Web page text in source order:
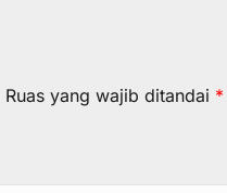
Ruas yang wajib ditandai *